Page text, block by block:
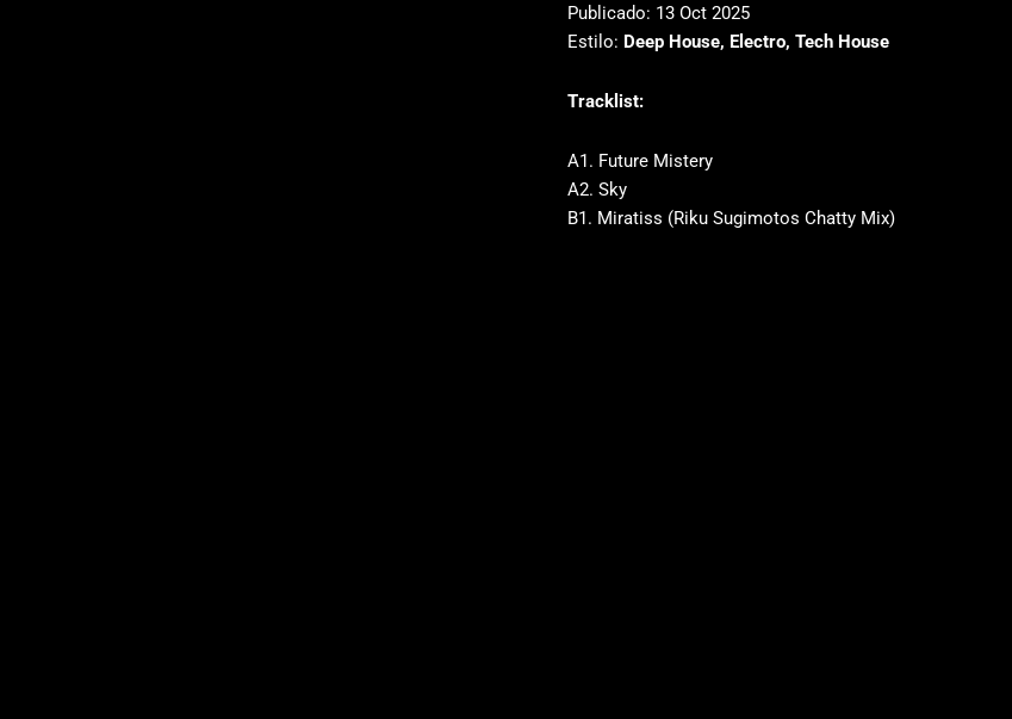
Publicado: 13 Oct 2025
Estilo: Deep House, Electro, Tech House
Tracklist:
A1. Future Mistery
A2. Sky
B1. Miratiss (Riku Sugimotos Chatty Mix)